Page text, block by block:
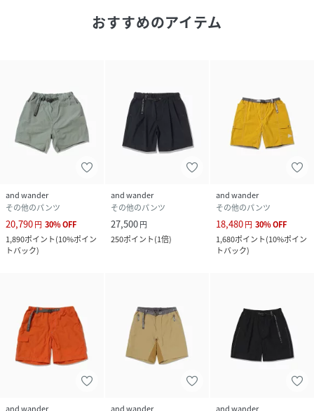
おすすめのアイテム
and wander
その他のパンツ
20,790円 30%OFF
1,890ポイント(10%ポイン
トバック)
and wander
その他のパンツ
27,500円
250ポイント(1倍)
and wander
その他のパンツ
18,480円 30%OFF
1,680ポイント(10%ポイン
トバック)
and wander and wander and wander